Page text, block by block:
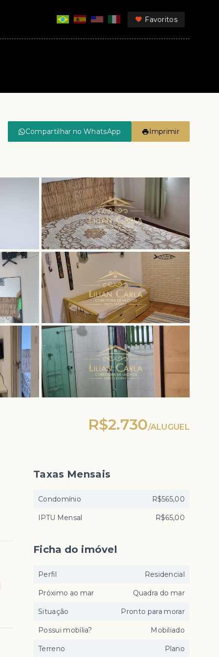
Favoritos
Compartilhar no WhatsApp Imprimir
R$2.730/ALUGUEL
Taxas Mensais
Condomínio R$565,00
IPTU Mensal R$65,00
Ficha do imóvel
Perfil Residencial
Próximo ao mar Quadra do mar
Situação Pronto para morar
Possui mobília? Mobiliado
Terreno Plano